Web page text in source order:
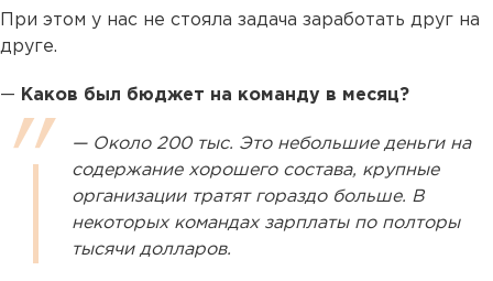
При этом у нас не стояла задача заработать друг на
друге.
— Каков был бюджет на команду в месяц?
— Около 200 тыс. Это небольшие деньги на
содержание хорошего состава, крупные
организации тратят гораздо больше. В
некоторых командах зарплаты по полторы
тысячи долларов.